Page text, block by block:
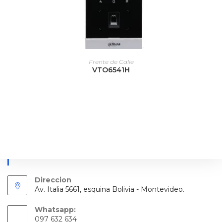
LEER MÁS
Frente de Calle
VTO6541H
Direccion
Av. Italia 5661, esquina Bolivia - Montevideo.
Whatsapp:
097 632 634